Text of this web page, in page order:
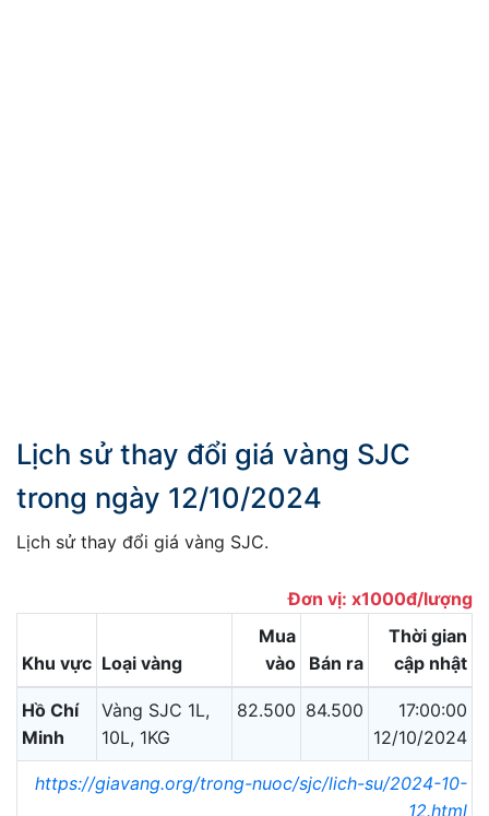
Lịch sử thay đổi giá vàng SJC
trong ngày 12/10/2024
Lịch sử thay đổi giá vàng SJC.
Đơn vị: x1000đ/lượng
Khu vực Loại vàng
Mua
vào
Bán ra
Thời gian
cập nhật
Hồ Chí
Minh
Vàng SJC 1L,
10L, 1KG
82.500 84.500
17:00:00
12/10/2024
https://giavang.org/trong-nuoc/sjc/lich-su/2024-10-
12.html